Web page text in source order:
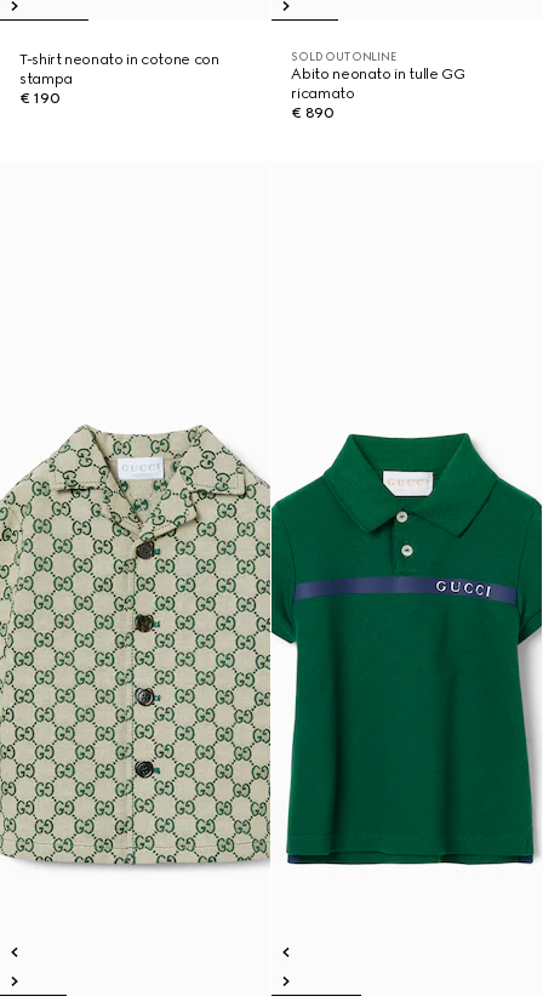
T-shirt neonato in cotone con
stampa
€ 190
SOLD OUT ONLINE
Abito neonato in tulle GG
ricamato
€ 890